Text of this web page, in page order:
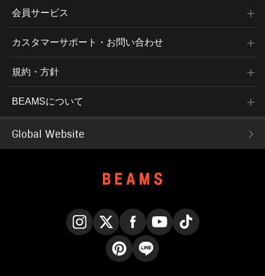
会員サービス
カスタマーサポート・お問い合わせ
規約・方針
BEAMSについて
Global Website